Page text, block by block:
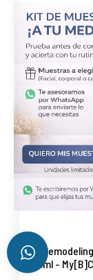
412
200ml -